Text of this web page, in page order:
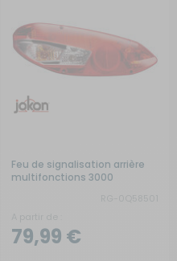
Feu de signalisation arrière
multifonctions 3000
79,99 €